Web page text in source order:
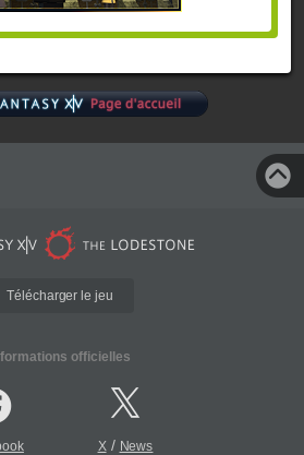
Télécharger le jeu
officielles
X/ News